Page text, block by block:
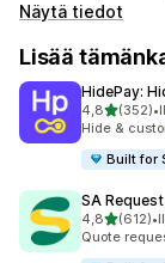
Näytä tiedot
Lisää
HidePay:
4,8/ 5 tähteä
(352)
352 •
Hide &
Built for
SA
4,8/ 5 tähteä
(612)
612 •
Quote